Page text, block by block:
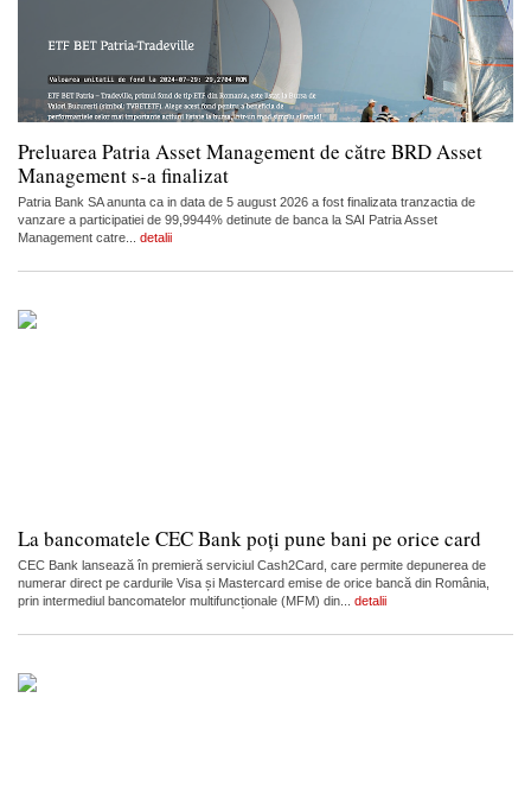
Preluarea Patria Asset Management de către BRD Asset
Management s-a finalizat
Patria Bank SA anunta ca in data de 5 august 2026 a fost finalizata tranzactia de
vanzare a participatiei de 99,9944% detinute de banca la SAI Patria Asset
Management catre... detalii
La bancomatele CEC Bank poți pune bani pe orice card
CEC Bank lansează în premieră serviciul Cash2Card, care permite depunerea de
numerar direct pe cardurile Visa și Mastercard emise de orice bancă din România,
prin intermediul bancomatelor multifuncționale (MFM) din... detalii